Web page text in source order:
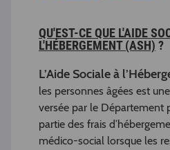
QU'EST-CE QUE L'AIDE
L'HÉBERGEMENT (ASH) ?
L’Aide Sociale à
les personnes âgées est
versée par le Département
partie des frais
médico-social lorsque les